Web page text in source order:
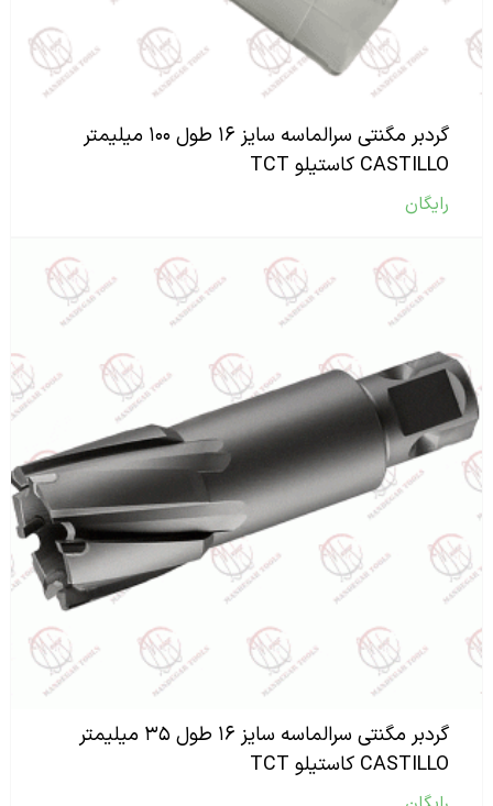
گردبر مگنتی سرالماسه سایز ۱۶ طول ۱۰۰ میلیمتر
CASTILLO کاستیلو TCT
رایگان
گردبر مگنتی سرالماسه سایز ۱۶ طول ۳۵ میلیمتر
CASTILLO کاستیلو TCT